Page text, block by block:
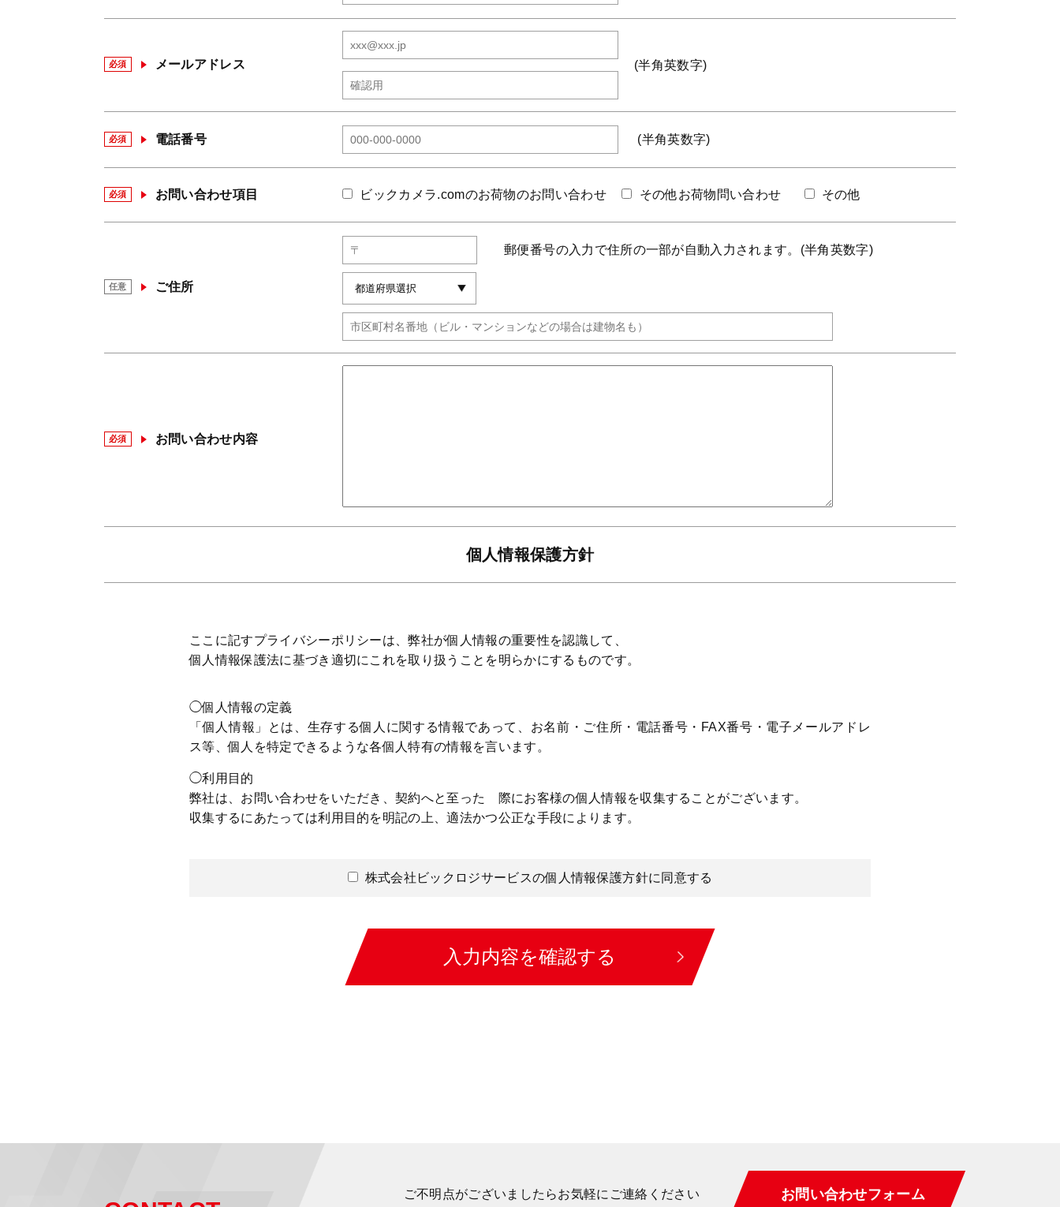
必須 メールアドレス (半角英数字)
必須 電話番号 (半角英数字)
必須 お問い合わせ項目 ビックカメラ.comのお荷物のお問い合わせ その他お荷物問い合わせ その他
任意 ご住所
郵便番号の入力で住所の一部が自動入力されます。(半角英数字)
必須 お問い合わせ内容
個人情報保護方針
ここに記すプライバシーポリシーは、弊社が個人情報の重要性を認識して、
個人情報保護法に基づき適切にこれを取り扱うことを明らかにするものです。
◯個人情報の定義
「個人情報」とは、生存する個人に関する情報であって、お名前・ご住所・電話番号・FAX番号・電子メールアドレ
ス等、個人を特定できるような各個人特有の情報を言います。
◯利用目的
弊社は、お問い合わせをいただき、契約へと至った 際にお客様の個人情報を収集することがございます。
収集するにあたっては利用目的を明記の上、適法かつ公正な手段によります。
お客様の承諾無く第三者に開示・提供を行うことはございません。
ただし、保護法その他法令に別異の定めがある場合を除きます。なお、お客様との取引遂行にあたり、必要な外部委
託を行う場合は第三者提供にはあたりません。
株式会社ビックロジサービスの個人情報保護方針に同意する
入力内容を確認する
ご不明点がございましたらお気軽にご連絡ください お問い合わせフォーム